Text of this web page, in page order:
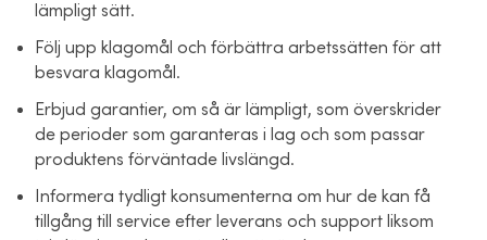
lämpligt sätt.
Följ upp klagomål och förbättra arbetssätten för att
besvara klagomål.
Erbjud garantier, om så är lämpligt, som överskrider
de perioder som garanteras i lag och som passar
produktens förväntade livslängd.
Informera tydligt konsumenterna om hur de kan få
tillgång till service efter leverans och support liksom